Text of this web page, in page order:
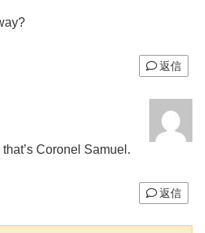
返信
Coronel Samuel.
返信